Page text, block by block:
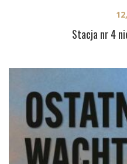
Stacja nr 4